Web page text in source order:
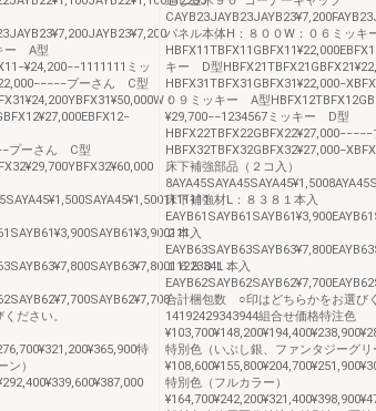
ー A型
ミッ
プーさん C型
：
プーさん C型
：
ださい。
特
ン）
パネル本体H：８００W：０６ミッ
キー D型
０９ミッキー A型
¥29,700−−1234567ミッキー D型
床下補強部品（２コ入）
床下補強材L：８３８１本入
２本入
１６８０１本入
合計梱包数 ○印はどちらかをお選びく
14192429343944組合せ価格特注色
特別色（いぶし銀、ファンタジーグリ
特別色（フルカラー）